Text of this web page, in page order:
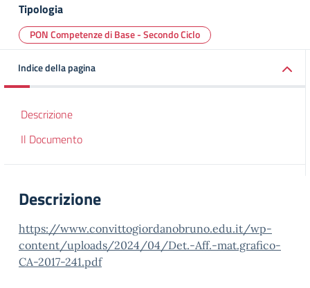
Tipologia
PON Competenze di Base - Secondo Ciclo
Indice della pagina
Descrizione
Il Documento
Descrizione
https://www.convittogiordanobruno.edu.it/wp-
content/uploads/2024/04/Det.-Aff.-mat.grafico-
CA-2017-241.pdf